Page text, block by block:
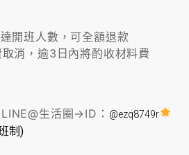
開班人數，可全額退款
消，逾3日內將酌收材料費
生活圈→ID： @ezq8749r
制)